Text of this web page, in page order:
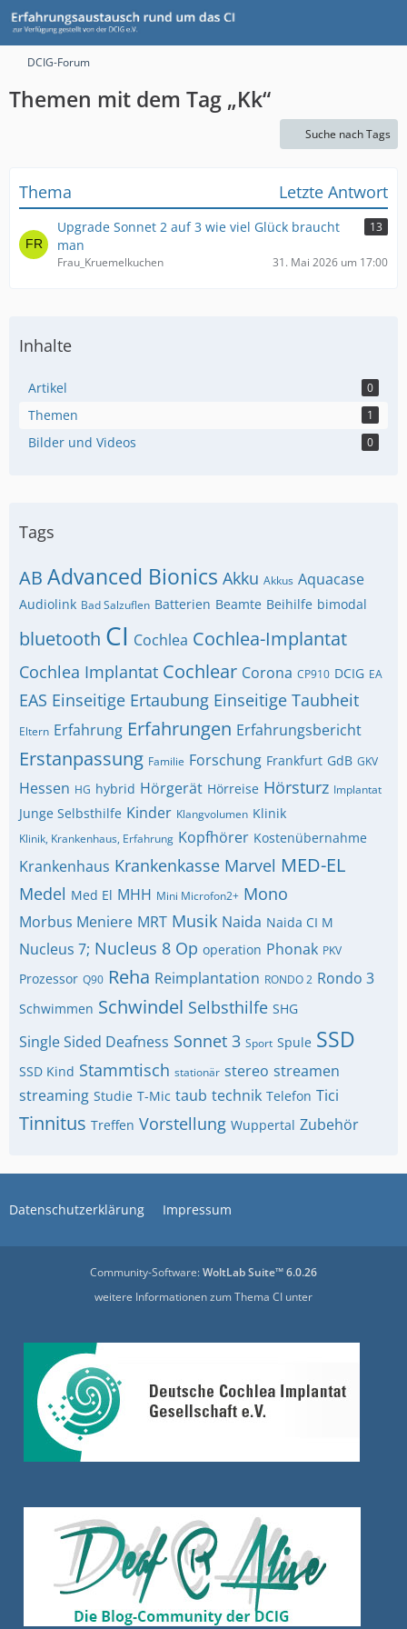
DCIG-Forum
Themen mit dem Tag „Kk“
Suche nach Tags
Thema Letzte Antwort
Upgrade Sonnet 2 auf 3 wie viel Glück braucht
man
13
Frau_Kruemelkuchen 31. Mai 2026 um 17:00
Inhalte
Artikel 0
Themen 1
Bilder und Videos 0
Tags
AB Advanced Bionics Akku Akkus Aquacase
Audiolink Bad Salzuflen Batterien Beamte Beihilfe bimodal
bluetooth CI Cochlea Cochlea-Implantat
Cochlea Implantat Cochlear Corona CP910 DCIG EA
EAS Einseitige Ertaubung Einseitige Taubheit
Eltern Erfahrung Erfahrungen Erfahrungsbericht
Erstanpassung Familie Forschung Frankfurt GdB GKV
Hessen HG hybrid Hörgerät Hörreise Hörsturz Implantat
Junge Selbsthilfe Kinder Klangvolumen Klinik
Klinik, Krankenhaus, Erfahrung Kopfhörer Kostenübernahme
Krankenhaus Krankenkasse Marvel MED-EL
Medel Med El MHH Mini Microfon2+ Mono
Morbus Meniere MRT Musik Naida Naida CI M
Nucleus 7; Nucleus 8 Op operation Phonak PKV
Prozessor Q90 Reha Reimplantation RONDO 2 Rondo 3
Schwimmen Schwindel Selbsthilfe SHG
Single Sided Deafness Sonnet 3 Sport Spule SSD
SSD Kind Stammtisch stationär stereo streamen
streaming Studie T-Mic taub technik Telefon Tici
Tinnitus Treffen Vorstellung Wuppertal Zubehör
Datenschutzerklärung Impressum
Community-Software:WoltLab Suite™ 6.0.26
weitere Informationen zum Thema CI unter